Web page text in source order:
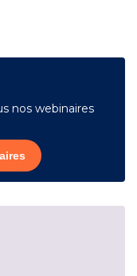
nos webinaires